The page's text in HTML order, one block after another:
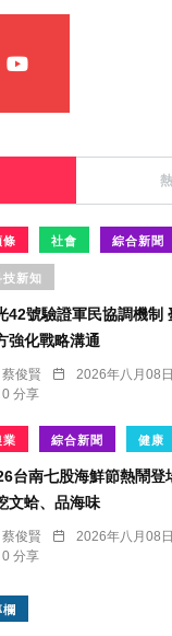
條 社會 綜合新聞
技新知
42號驗證軍民協調機制
強化戰略溝通
蔡俊賢 2026年八月08日
0 分享
業 綜合新聞 健康
台南七股海鮮節熱鬧登
文蛤、品海味
蔡俊賢 2026年八月08日
0 分享
欄